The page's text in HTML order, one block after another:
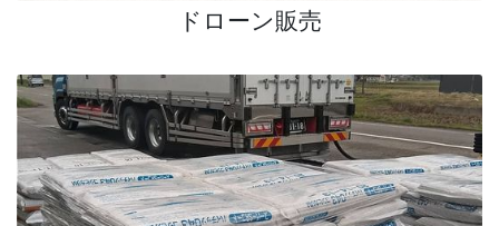
ドローン販売